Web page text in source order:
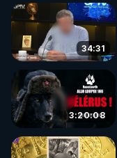
34:31
3:20:08